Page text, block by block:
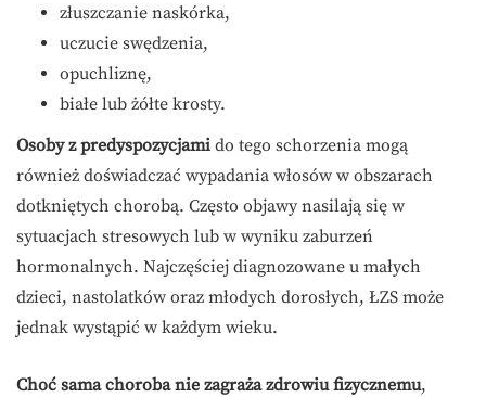
złuszczanie naskórka,
uczucie swędzenia,
opuchliznę,
białe lub żółte krosty.
Osoby z predyspozycjami do tego schorzenia mogą
również doświadczać wypadania włosów w obszarach
dotkniętych chorobą. Często objawy nasilają się w
sytuacjach stresowych lub w wyniku zaburzeń
hormonalnych. Najczęściej diagnozowane u małych
dzieci, nastolatków oraz młodych dorosłych, ŁZS może
jednak wystąpić w każdym wieku.
Choć sama choroba nie zagraża zdrowiu fizycznemu,